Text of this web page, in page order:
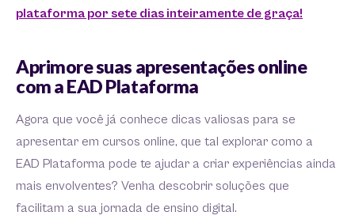
plataforma por sete dias inteiramente de graça!
Aprimore suas apresentações online
com a EAD Plataforma
Agora que você já conhece dicas valiosas para se
apresentar em cursos online, que tal explorar como a
EAD Plataforma pode te ajudar a criar experiências ainda
mais envolventes? Venha descobrir soluções que
facilitam a sua jornada de ensino digital.